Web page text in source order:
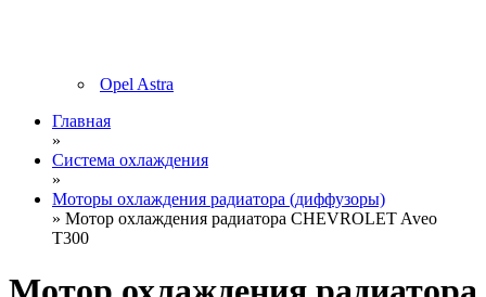
Opel Astra
Главная
»
Система охлаждения
»
Моторы охлаждения радиатора (диффузоры)
» Мотор охлаждения радиатора CHEVROLET Aveo
T300